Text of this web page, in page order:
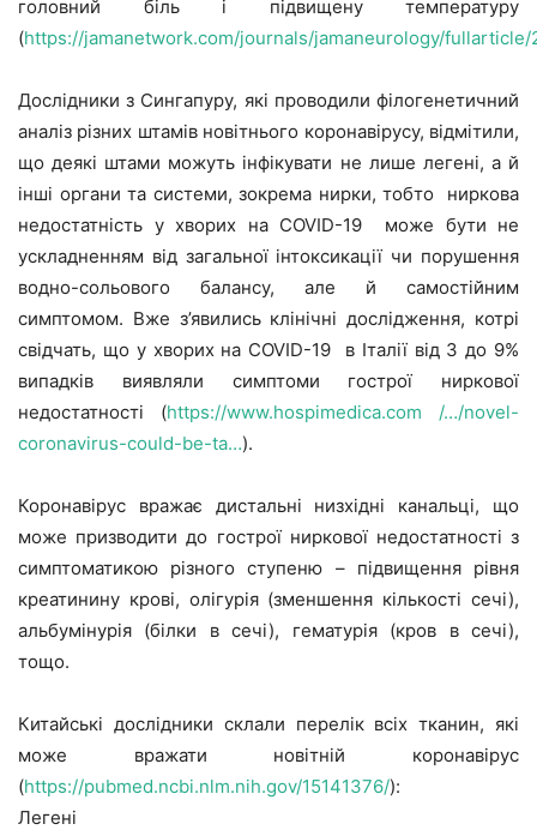
головний біль і підвищену температуру
(https://jamanetwork.com/journals/jamaneurology/
Дослідники з Сингапуру, які проводили філогенетичний
аналіз різних штамів новітнього коронавірусу, відмітили,
що деякі штами можуть інфікувати не лише легені, а й
інші органи та системи, зокрема нирки, тобто ниркова
недостатність у хворих на COVID-19 може бути не
ускладненням від загальної інтоксикації чи порушення
водно-сольового балансу, але й самостійним
симптомом. Вже з’явились клінічні дослідження, котрі
свідчать, що у хворих на COVID-19 в Італії від 3 до 9%
випадків виявляли симптоми гострої ниркової
недостатності (https://www.hospimedica.com /…/novel-
coronavirus-could-be-ta…).
Коронавірус вражає дистальні низхідні канальці, що
може призводити до гострої ниркової недостатності з
симптоматикою різного ступеню – підвищення рівня
креатинину крові, олігурія (зменшення кількості сечі),
альбумінурія (білки в сечі), гематурія (кров в сечі),
тощо.
Китайські дослідники склали перелік всіх тканин, які
може вражати новітній коронавірус
(https://pubmed.ncbi.nlm.nih.gov/15141376/):
Легені